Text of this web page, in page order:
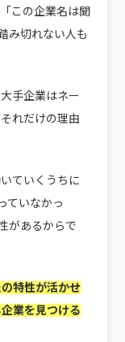
この企業名は聞
み切れない人も
手企業はネー
れだけの理由
ていくうちに
ていなかっ
があるからで
特性が活かせ
業を見つける